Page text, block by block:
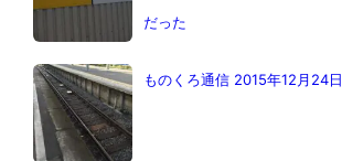
だった
ものくろ通信 2015年12月24日